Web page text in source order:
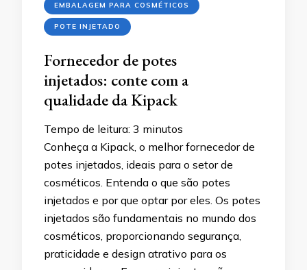
EMBALAGEM PARA COSMÉTICOS
POTE INJETADO
Fornecedor de potes
injetados: conte com a
qualidade da Kipack
Tempo de leitura: 3 minutos
Conheça a Kipack, o melhor fornecedor de
potes injetados, ideais para o setor de
cosméticos. Entenda o que são potes
injetados e por que optar por eles. Os potes
injetados são fundamentais no mundo dos
cosméticos, proporcionando segurança,
praticidade e design atrativo para os